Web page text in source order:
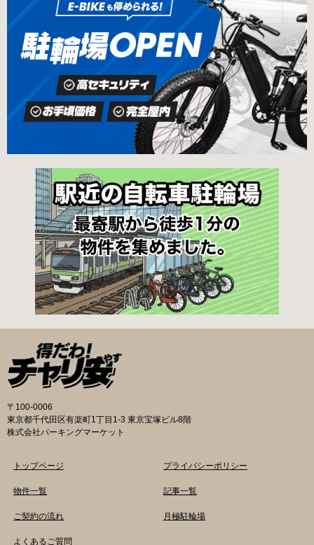
手町高架下自転車保管場所 住所 千代田区大手町
二丁目4番 電話 050-2018-6466（千代田区自転
車対策コールセンター） 最寄駅 東京メトロ半蔵
門線、丸の内線大手町駅A5出口 東京メトロ東西
線大手町駅B3出口 返還の際に必要な書類 返還
料 2,000円 自転車の鍵 身分証明証 千代田区HP
はこちら 新宿区で撤去された場合 内藤町自転車
保管場所 住所 新宿区内藤町11番地 ※都立新
宿高校東隣（内藤町11番地4号） 電話 03-5273-
3896 最寄駅 東京メトロ丸ノ内線新宿三丁目駅
から徒歩3分 東京メトロ丸ノ内線新宿御苑前駅
から徒歩6分 JR新宿駅から徒歩8分 西新宿自転
車保管場所 住所
1,396KB） と必要書類を環境まちづくり総務課
あてに郵送（申請期間消印有効）または、期間
内に環境まちづくり総務課（区役所5階5B窓
口）、各出張所の受付時間中に直接お持ちくだ
さい（郵送先・各出張所の受付時間）。電話・
ファクス・メールでは申請できません。 利用料
金 登録手数料 区民3,000円 区外居住者6,000円
生活保護受給者免除（詳しくはお問い合わせく
ださい） ただし、自転車利用者で高校生以下は
3,000円（区内、区外在住を問わず） 定期利用
料金 各駐輪場で定期利用料金が異なります。詳
細は各駐輪場または管理会社にお問い合わせく
ださい。 一時利用料金 2時間まで：0円 10時間
まで：100円 10時間を超えて5時間ごと：100円
千代田区HPはこちら 新宿区の自転車駐輪場 利
用方法 利用登録申請書の提出 利用申請書（申請
窓口で配布。新宿区 ホームページからも取り出
せます）を各申請窓口、交通対策課自転車対策
係（本庁舎7階）・特別出張所に直接お持ちくだ
さい。交通対策課では郵送申請（2月8日 消印有
効）・電子申請も受け付けています。 次年度の
利用に関しては、毎年1月ごろに利用申請一斉受
付を行います。（詳細は区広報、HP等でご案内
いたします。） 登録が決定した方は、交通対策
課から郵送する「利用申請結果通知」「納付
書」と利用料金を指定の自転等駐輪場にお持ち
の上、手続きをしてください。 ※収容台数を超
す。 利用料金 登録手数料 不要です。 定期利用
料金 自転車等駐輪場：1,800円／月 路上自転車
円／年 ※各駐輪場で定期利用料金が異なりま
わせください。 一時利用料金 各駐輪場で一時利
理会社にお問い合わせください。 新宿区HPはこ
〒100-0006
東京都千代田区有楽町1丁目1-3 東京宝塚ビル8階
株式会社パーキングマーケット
トップページ
物件一覧
ご契約の流れ
よくあるご質問
プライバシーポリシー
記事一覧
月極駐輪場